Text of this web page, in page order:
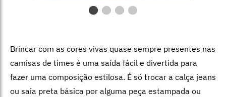
Brincar com as cores vivas quase sempre presentes nas
camisas de times é uma saída fácil e divertida para
fazer uma composição estilosa. É só trocar a calça jeans
ou saia preta básica por alguma peça estampada ou